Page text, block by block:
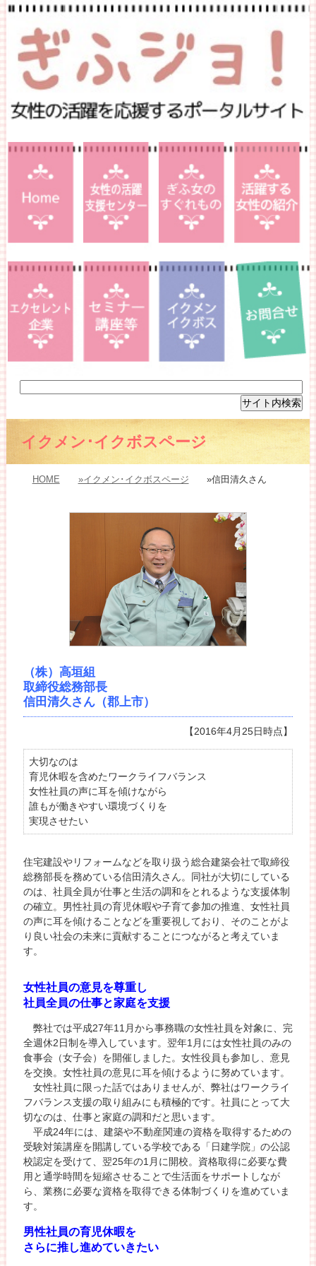
イクメン･イクボスページ
HOME »イクメン･イクボスページ »信田清久さん
（株）高垣組
取締役総務部長
信田清久さん（郡上市）
【2016年4月25日時点】
大切なのは
育児休暇を含めたワークライフバランス
女性社員の声に耳を傾けながら
誰もが働きやすい環境づくりを
実現させたい
住宅建設やリフォームなどを取り扱う総合建築会社で取締役
総務部長を務めている信田清久さん。同社が大切にしている
のは、社員全員が仕事と生活の調和をとれるような支援体制
の確立。男性社員の育児休暇や子育て参加の推進、女性社員
の声に耳を傾けることなどを重要視しており、そのことがよ
り良い社会の未来に貢献することにつながると考えていま
す。
女性社員の意見を尊重し
社員全員の仕事と家庭を支援
弊社では平成27年11月から事務職の女性社員を対象に、完
全週休2日制を導入しています。翌年1月には女性社員のみの
食事会（女子会）を開催しました。女性役員も参加し、意見
を交換。女性社員の意見に耳を傾けるように努めています。
女性社員に限った話ではありませんが、弊社はワークライ
フバランス支援の取り組みにも積極的です。社員にとって大
切なのは、仕事と家庭の調和だと思います。
平成24年には、建築や不動産関連の資格を取得するための
受験対策講座を開講している学校である「日建学院」の公認
校認定を受けて、翌25年の1月に開校。資格取得に必要な費
用と通学時間を短縮させることで生活面をサポートしなが
ら、業務に必要な資格を取得できる体制づくりを進めていま
す。
男性社員の育児休暇を
さらに推し進めていきたい